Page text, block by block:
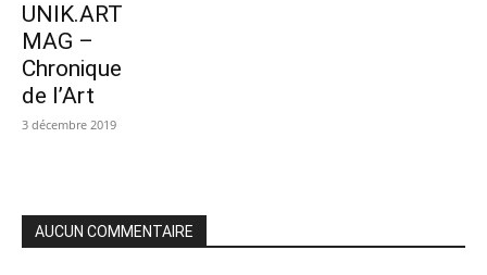
UNIK.ART
MAG –
Chronique
de l’Art
3 décembre 2019
AUCUN COMMENTAIRE